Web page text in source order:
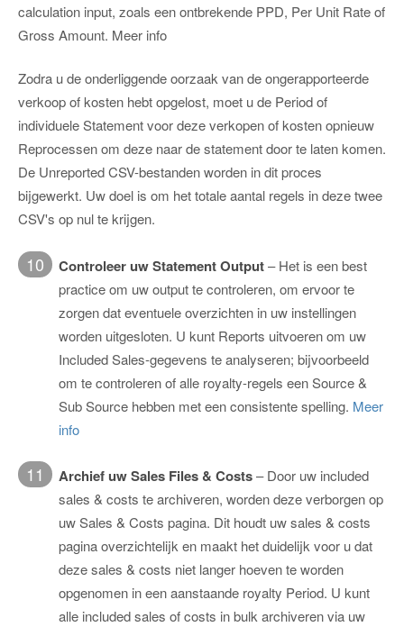
calculation input, zoals een ontbrekende PPD, Per Unit Rate of
Gross Amount. Meer info
Zodra u de onderliggende oorzaak van de ongerapporteerde
verkoop of kosten hebt opgelost, moet u de Period of
individuele Statement voor deze verkopen of kosten opnieuw
Reprocessen om deze naar de statement door te laten komen.
De Unreported CSV-bestanden worden in dit proces
bijgewerkt. Uw doel is om het totale aantal regels in deze twee
CSV's op nul te krijgen.
10 Controleer uw Statement Output– Het is een best
practice om uw output te controleren, om ervoor te
zorgen dat eventuele overzichten in uw instellingen
worden uitgesloten. U kunt Reports uitvoeren om uw
Included Sales-gegevens te analyseren; bijvoorbeeld
om te controleren of alle royalty-regels een Source &
Sub Source hebben met een consistente spelling. Meer
info
11 Archief uw Sales Files & Costs– Door uw included
sales & costs te archiveren, worden deze verborgen op
uw Sales & Costs pagina. Dit houdt uw sales & costs
pagina overzichtelijk en maakt het duidelijk voor u dat
deze sales & costs niet langer hoeven te worden
opgenomen in een aanstaande royalty Period. U kunt
alle included sales of costs in bulk archiveren via uw